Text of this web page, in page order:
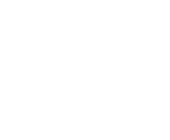
۳-۱: بارجیل به اطلاعات خصوصی
استفاده می کنند، احترام گذاشته و تمام
۳-۲: اطلاعات کاربران به عنوان اطلاعات
شده و این اطلاعات در اختیار شخص ثالث
۳-۳: مسئولیت حفظ امنیت اطلاعات حساب
و رمز عبور به عهدۀ کاربران است. در